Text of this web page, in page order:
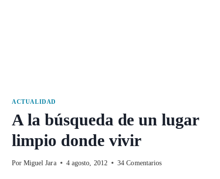
ACTUALIDAD
A la búsqueda de un lugar
limpio donde vivir
Por Miguel Jara 4 agosto, 2012 34 Comentarios